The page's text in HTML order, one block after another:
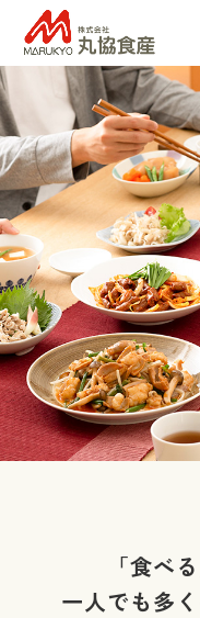
「食べ
一人でも多